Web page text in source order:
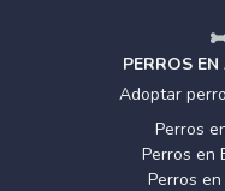
PERROS
Adoptar
Perros
Perros en
Perros